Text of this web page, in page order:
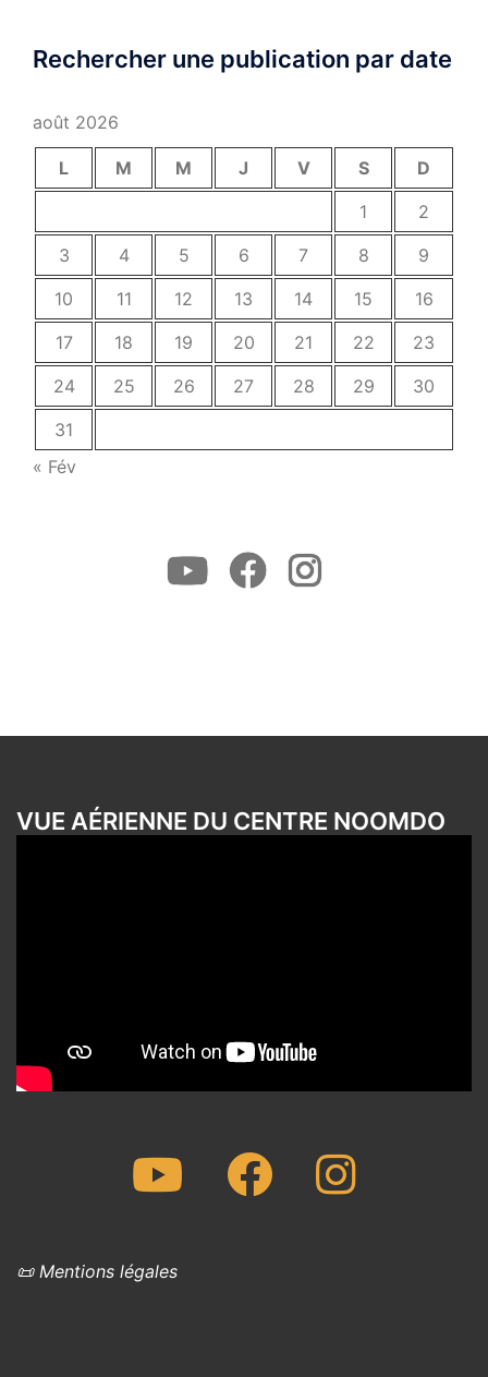
Rechercher une publication par date
août 2026
L M M J V S
D
1
2
3
4 5 6 7 8
9
10
11 12 13 14 15
16
17
18 19 20 21 22
23
24
25 26 27 28 29
30
31
« Fév
Youtube FacebookInstagram
VUE AÉRIENNE DU CENTRE NOOMDO
Youtube FacebookInstagram
📜 Mentions légales